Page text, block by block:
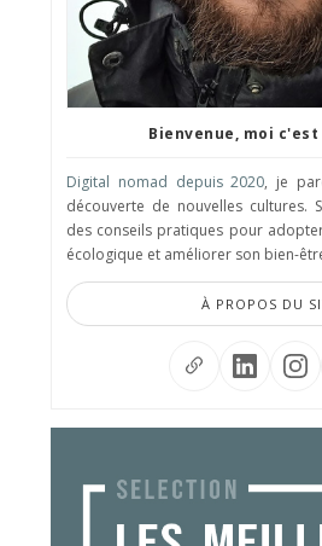
Bienvenue, moi c'est
Digital nomad depuis 2020, je
découverte de nouvelles cultures.
des conseils pratiques pour
écologique et améliorer son bien-
À PROPOS DU